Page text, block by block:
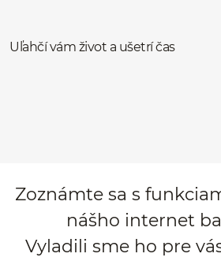
Uľahčí vám život a ušetrí čas
Zoznámte sa s
nášho internet
Vyladili sme ho pre